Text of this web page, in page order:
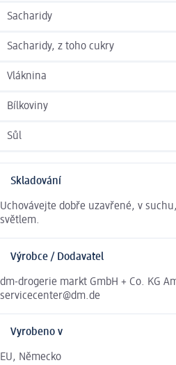
Sacharidy
Sacharidy, z toho cukry
Vláknina
Bílkoviny
Sůl
Skladování
Uchovávejte dobře uzavřené, v
světlem.
Výrobce / Dodavatel
dm-drogerie markt GmbH + Co. KG
servicecenter@dm.de
Vyrobeno v
EU, Německo